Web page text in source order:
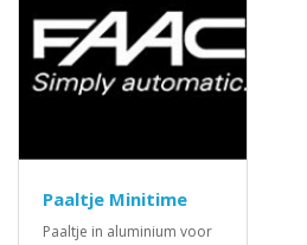
Paaltje Minitime
Paaltje in aluminium voor